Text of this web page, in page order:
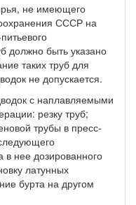
не имеющего
СССР на
должно быть указано
таких труб для
не допускается.
с наплавляемыми
резку труб;
трубы в пресс-
нее дозированного
латунных
бурта на другом